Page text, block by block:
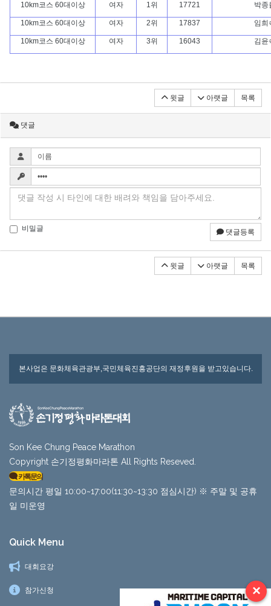
10km코스 60대이상 여자 1위 17721 박종
10km코스 60대이상 여자 2위 17837 임희
10km코스 60대이상 여자 3위 16043 김윤
윗글 아랫글 목록
댓글
비밀글 댓글등록
윗글 아랫글 목록
본사업은 문화체육관광부,국민체육진흥공단의 재정후원을 받고있습니다.
Son Kee Chung Peace Marathon
Copyright 손기정평화마라톤 All Rights Reseved.
카톡문의
문의시간 평일 10:00~17:00(11:30~13:30 점심시간) ※ 주말 및 공휴
일 미운영
Quick Menu
대회요강
참가신청 ×